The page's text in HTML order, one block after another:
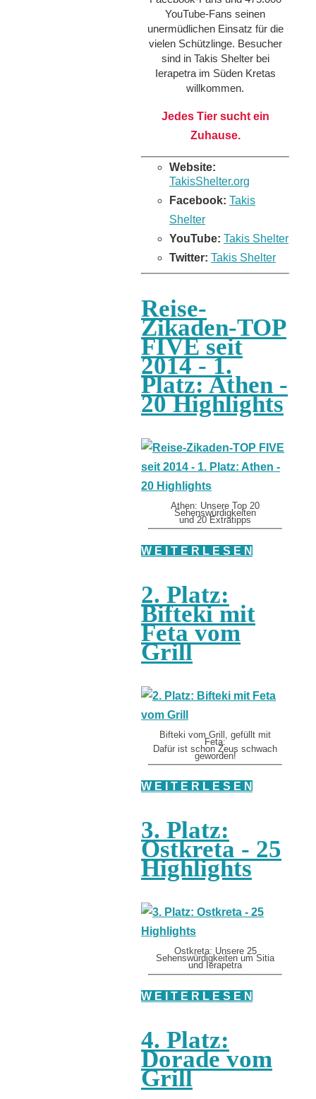
YouTube-Fans seinen
unermüdlichen Einsatz für die
vielen Schützlinge. Besucher
sind in Takis Shelter bei
Ierapetra im Süden Kretas
willkommen.
Jedes Tier sucht ein
Zuhause.
Website:
TakisShelter.org
Facebook: Takis
Shelter
YouTube: Takis Shelter
Twitter: Takis Shelter
Reise-
Zikaden-TOP
FIVE seit
2014 - 1.
Platz: Athen -
20 Highlights
Athen: Unsere Top 20
Sehenswürdigkeiten
und 20 Extratipps
W E I T E R L E S E N
2. Platz:
Bifteki mit
Feta vom
Grill
Bifteki vom Grill, gefüllt mit
Feta:
Dafür ist schon Zeus schwach
geworden!
W E I T E R L E S E N
3. Platz:
Ostkreta - 25
Highlights
Ostkreta: Unsere 25
Sehenswürdigkeiten um Sitia
und Ierapetra
W E I T E R L E S E N
4. Platz:
Dorade vom
Grill